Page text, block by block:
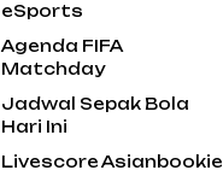
eSports
Agenda FIFA
Matchday
Jadwal Sepak Bola
Hari Ini
Livescore Asianbookie